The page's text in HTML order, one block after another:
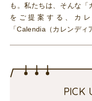
も。私たちは、そんな
をご提案する、カ
「Calendia（カレンディ
PICK